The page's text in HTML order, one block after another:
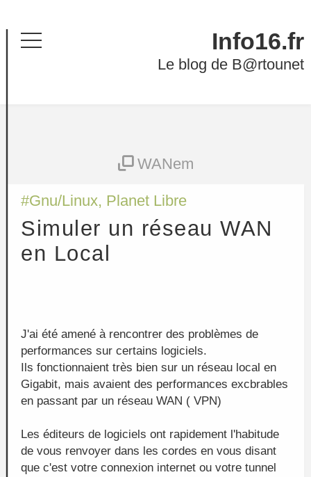
Info16.fr
Le blog de B@rtounet
WANem
#Gnu/Linux, Planet Libre
Simuler un réseau WAN
en Local
J'ai été amené à rencontrer des problèmes de
performances sur certains logiciels.
Ils fonctionnaient très bien sur un réseau local en
Gigabit, mais avaient des performances excbrables
en passant par un réseau WAN ( VPN)
Les éditeurs de logiciels ont rapidement l'habitude
de vous renvoyer dans les cordes en vous disant
que c'est votre connexion internet ou votre tunnel